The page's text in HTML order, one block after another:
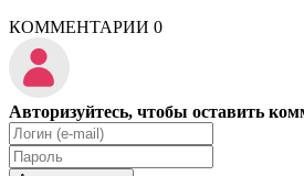
КОММЕНТАРИИ 0
Авторизуйтесь, чтобы оставить